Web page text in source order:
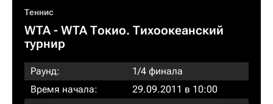
Теннис
WTA- WTA Токио. Тихоокеанский
турнир
Раунд:
1/4 финала
Время начала:
29.09.2011 в 10:00